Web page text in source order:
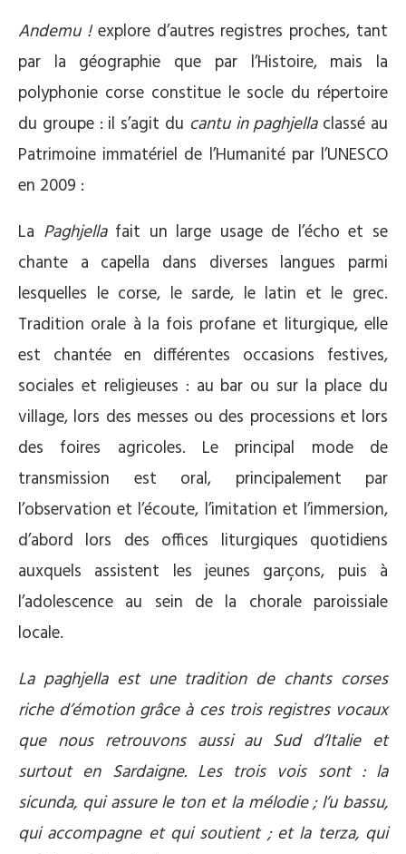
Andemu !explore d’autres registres proches, tant
par la géographie que par l’Histoire, mais la
polyphonie corse constitue le socle du répertoire
du groupe : il s’agit du cantu in paghjellaclassé au
Patrimoine immatériel de l’Humanité par l’UNESCO
en 2009 :
La Paghjellafait un large usage de l’écho et se
chante a capella dans diverses langues parmi
lesquelles le corse, le sarde, le latin et le grec.
Tradition orale à la fois profane et liturgique, elle
est chantée en différentes occasions festives,
sociales et religieuses : au bar ou sur la place du
village, lors des messes ou des processions et lors
des foires agricoles. Le principal mode de
transmission est oral, principalement par
l’observation et l’écoute, l’imitation et l’immersion,
d’abord lors des offices liturgiques quotidiens
auxquels assistent les jeunes garçons, puis à
l’adolescence au sein de la chorale paroissiale
locale.
La paghjella est une tradition de chants corses
riche d’émotion grâce à ces trois registres vocaux
que nous retrouvons aussi au Sud d’Italie et
surtout en Sardaigne. Les trois vois sont : la
sicunda, qui assure le ton et la mélodie ; l’u bassu,
qui accompagne et qui soutient ; et la terza, qui